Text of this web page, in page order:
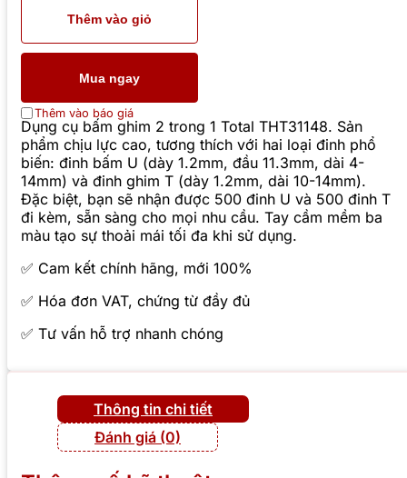
Thêm vào giỏ
Mua ngay
Thêm vào báo giá
Dụng cụ bấm ghim 2 trong 1 Total THT31148. Sản
phẩm chịu lực cao, tương thích với hai loại đinh phổ
biến: đinh bấm U (dày 1.2mm, đầu 11.3mm, dài 4-
14mm) và đinh ghim T (dày 1.2mm, dài 10-14mm).
Đặc biệt, bạn sẽ nhận được 500 đinh U và 500 đinh T
đi kèm, sẵn sàng cho mọi nhu cầu. Tay cầm mềm ba
màu tạo sự thoải mái tối đa khi sử dụng.
✅ Cam kết chính hãng, mới 100%
✅ Hóa đơn VAT, chứng từ đầy đủ
✅ Tư vấn hỗ trợ nhanh chóng
Thông tin chi tiết
Đánh giá (0)